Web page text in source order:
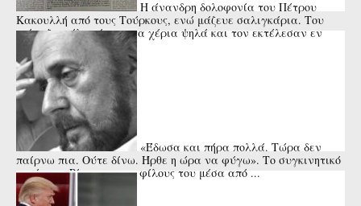
Η άνανδρη δολοφονία του Πέτρου
Κακουλλή από τους Τούρκους, ενώ μάζευε σαλιγκάρια. Του
φώναξαν άλτ,σήκωσε τα χέρια ψηλά και τον εκτέλεσαν εν
ψυχρώ. Το ...
«Έδωσα και πήρα πολλά. Τώρα δεν
παίρνω πια. Ούτε δίνω. Ήρθε η ώρα να φύγω». Το συγκινητικό
αντίο του Ρίτσου στους φίλους του μέσα από ...